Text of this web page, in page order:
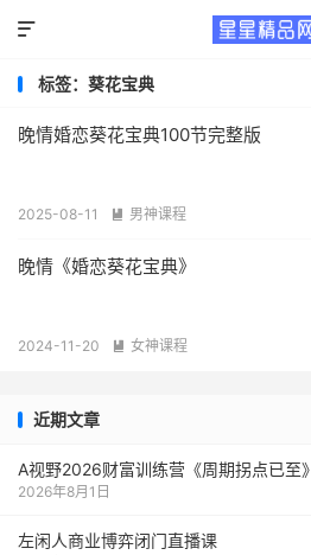

标签：葵花宝典
晚情婚恋葵花宝典100节完整版
2025-08-11  男神课程
晚情《婚恋葵花宝典》
2024-11-20  女神课程
近期文章
A视野2026财富训练营《周期拐点已至》
2026年8月1日
左闲人商业博弈闭门直播课